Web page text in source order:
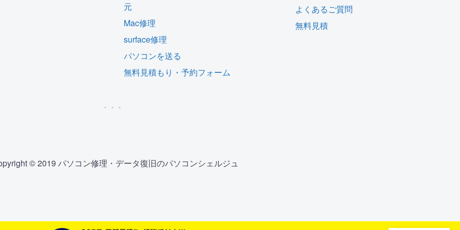
元
Mac修理
surface修理
パソコンを送る
無料見積もり・予約フォーム
よくあるご質問
無料見積
© 2019 パソコン修理・データ復旧のパソコンシェルジュ